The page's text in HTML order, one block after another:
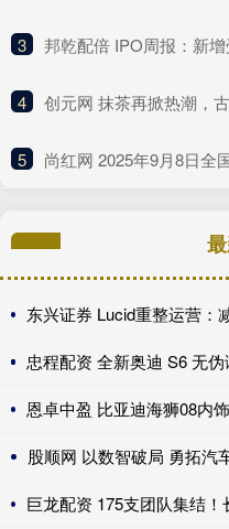
3 邦乾配倍 IPO周报：新增受理
4 创元网 抹茶再掀热潮，古茗
5 尚红网 2025年9月8日全
股顺网 以数智破局 勇拓汽